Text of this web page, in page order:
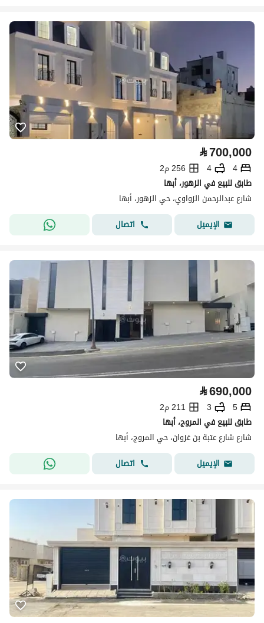
⃁700,000
4
4
256 م2
طابق للبيع في الزهور، أبها
شارع عبدالرحمن الزواوي، حي الزهور، أبها
الإيميل
اتصال
⃁690,000
5
3
211 م2
طابق للبيع في المروج، أبها
شارع شارع عتبة بن غزوان، حي المروج، أبها
الإيميل
اتصال